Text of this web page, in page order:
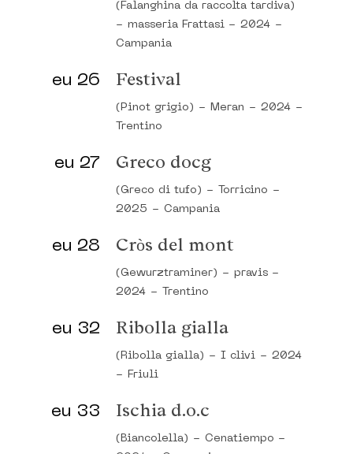
(Falanghina da raccolta tardiva)
- masseria Frattasi - 2024 -
Campania
eu 26 Festival
(Pinot grigio) - Meran - 2024 -
Trentino
eu 27 Greco docg
(Greco di tufo) - Torricino
-
2025
- Campania
eu 28 Cròs del mont
(Gewurztraminer) - pravis -
2024 - Trentino
eu 32 Ribolla gialla
(Ribolla gialla) - I clivi - 2024
-
Friuli
eu 33 Ischia d.o.c
(Biancolella) - Cenatiempo -